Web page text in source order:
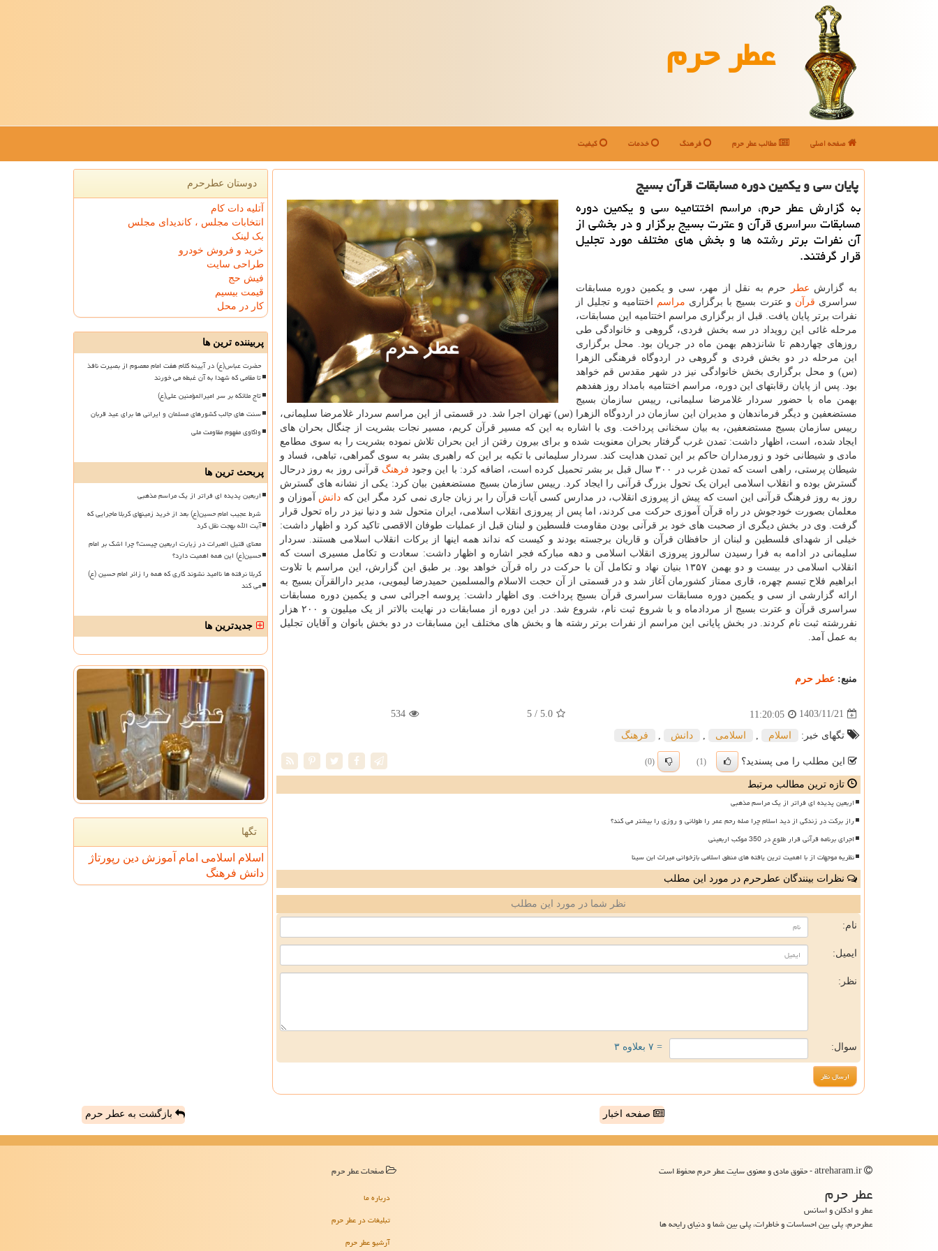
عطر حرم
صفحه اصلی مطالب عطر حرم فرهنگ خدمات کیفیت
پایان سی و یکمین دوره مسابقات قرآن بسیج
به گزارش عطر حرم، مراسم اختتامیه سی و یکمین دوره
مسابقات سراسری قرآن و عترت بسیج برگزار و در بخشی از
آن نفرات برتر رشته ها و بخش های مختلف مورد تجلیل
قرار گرفتند.
به گزارش عطر
حرم به نقل از مهر، سی و یکمین دوره مسابقات
سراسری قرآن و عترت بسیج با برگزاری مراسم اختتامیه و تجلیل از
نفرات برتر پایان یافت. قبل از برگزاری مراسم اختتامیه این مسابقات،
مرحله غائی این رویداد در سه بخش فردی، گروهی و خانوادگی طی
روزهای چهاردهم تا شانزدهم بهمن ماه در جریان بود. محل برگزاری
این مرحله در دو بخش فردی و گروهی در اردوگاه فرهنگی الزهرا
(س) و محل برگزاری بخش خانوادگی نیز در شهر مقدس قم خواهد
بود. پس از پایان رقابتهای این دوره، مراسم اختتامیه بامداد روز هفدهم
بهمن ماه با حضور سردار غلامرضا سلیمانی، رییس سازمان بسیج
مستضعفین و دیگر فرماندهان و مدیران این سازمان در اردوگاه الزهرا (س) تهران اجرا شد. در قسمتی از این مراسم سردار غلامرضا سلیمانی،
رییس سازمان بسیج مستضعفین، به بیان سخنانی پرداخت. وی با اشاره به این که مسیر قرآن کریم، مسیر نجات بشریت از چنگال بحران های
ایجاد شده، است، اظهار داشت: تمدن غرب گرفتار بحران معنویت شده و برای بیرون رفتن از این بحران تلاش نموده بشریت را به سوی مطامع
مادی و شیطانی خود و زورمداران حاکم بر این تمدن هدایت کند. سردار سلیمانی با تکیه بر این که راهبری بشر به سوی گمراهی، تباهی، فساد و
شیطان پرستی، راهی است که تمدن غرب در ۳۰۰ سال قبل بر بشر تحمیل کرده است، اضافه کرد: با این وجود
فرهنگ قرآنی روز به روز درحال
گسترش بوده و انقلاب اسلامی ایران یک تحول بزرگ قرآنی را ایجاد کرد. رییس سازمان بسیج مستضعفین بیان کرد: یکی از نشانه های گسترش
روز به روز فرهنگ قرآنی این است که پیش از پیروزی انقلاب، در مدارس کسی آیات قرآن را بر زبان جاری نمی کرد مگر این که دانش آموزان و
معلمان بصورت خودجوش در راه قرآن آموزی حرکت می کردند، اما پس از پیروزی انقلاب اسلامی، ایران متحول شد و دنیا نیز در راه تحول قرار
گرفت. وی در بخش دیگری از صحبت های خود بر قرآنی بودن مقاومت فلسطین و لبنان قبل از عملیات طوفان الاقصی تاکید کرد و اظهار داشت:
خیلی از شهدای فلسطین و لبنان از حافظان قرآن و قاریان برجسته بودند و کیست که نداند همه اینها از برکات انقلاب اسلامی هستند. سردار
سلیمانی در ادامه به فرا رسیدن سالروز پیروزی انقلاب اسلامی و دهه مبارکه فجر اشاره و اظهار داشت: سعادت و تکامل مسیری است که
انقلاب اسلامی در بیست و دو بهمن ۱۳۵۷ بنیان نهاد و تکامل آن با حرکت در راه قرآن خواهد بود. بر طبق این گزارش، این مراسم با تلاوت
ابراهیم فلاح تبسم چهره، قاری ممتاز کشورمان آغاز شد و در قسمتی از آن حجت الاسلام والمسلمین حمیدرضا لیمویی، مدیر دارالقرآن بسیج به
ارائه گزارشی از سی و یکمین دوره مسابقات سراسری قرآن بسیج پرداخت. وی اظهار داشت: پروسه اجرائی سی و یکمین دوره مسابقات
سراسری قرآن و عترت بسیج از مردادماه و با شروع ثبت نام، شروع شد. در این دوره از مسابقات در نهایت بالاتر از یک میلیون و ۲۰۰ هزار
نفررشته ثبت نام کردند. در بخش پایانی این مراسم از نفرات برتر رشته ها و بخش های مختلف این مسابقات در دو بخش بانوان و آقایان تجلیل
به عمل آمد.
منبع: عطر حرم
1403/11/21
11:20:05
5.0
/ 5
534
تگهای خبر: اسلام اسلامی دانش فرهنگ
این مطلب را می پسندید؟ (1)
(0)
تازه ترین مطالب مرتبط
اربعین پدیده ای فراتر از یک مراسم مذهبی
راز برکت در زندگی از دید اسلام چرا صله رحم عمر را طولانی و روزی را بیشتر می کند؟
اجرای برنامه قرآنی قرار طلوع در 350 موکب اربعینی
نظریه موجهات از با اهمیت ترین یافته های منطق اسلامی بازخوانی میراث ابن سینا
نظرات بینندگان عطرحرم در مورد این مطلب
نظر شما در مورد این مطلب
نام:
ایمیل:
نظر:
سوال: = ۷ بعلاوه ۳
دوستان عطرحرم
آتلیه دات کام
انتخابات مجلس ، کاندیدای مجلس
بک لینک
خرید و فروش خودرو
طراحی سایت
فیش حج
قیمت بیسیم
کار در محل
پربیننده ترین ها
حضرت عباس(ع) در آیینه کلام هفت امام معصوم از بصیرت نافذ
تا مقامی که شهدا به آن غبطه می خورند
تاج ملائکه بر سر امیرالمؤمنین علی(ع)
سنت های جالب کشورهای مسلمان و ایرانی ها برای عید قربان
واکاوی مفهوم مقاومت ملی
پربحث ترین ها
اربعین پدیده ای فراتر از یک مراسم مذهبی
شرط عجیب امام حسین(ع) بعد از خرید زمینهای کربلا ماجرایی که
آیت الله بهجت نقل کرد
معنای قتیل العبرات در زیارت اربعین چیست؟ چرا اشک بر امام
حسین(ع) این همه اهمیت دارد؟
کربلا نرفته ها ناامید نشوند کاری که همه را زائر امام حسین (ع)
می کند
جدیدترین ها
تگها
اسلام اسلامی امام آموزش دین رپورتاژ
دانش فرهنگ
صفحه اخبار بازگشت به عطر حرم
عطر حرم
عطر و ادکلن و اسانس
عطرحرم، پلی بین احساسات و خاطرات، پلی بین شما و دنیای رایحه ها
صفحات عطر حرم
درباره ما
تبلیغات در عطر حرم
آرشیو عطر حرم